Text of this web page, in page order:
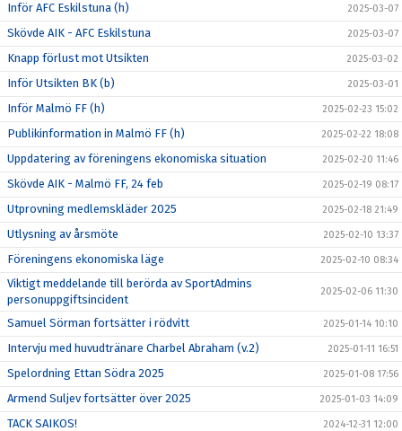
Inför AFC Eskilstuna (h) 2025-03-07
Skövde AIK - AFC Eskilstuna 2025-03-07
Knapp förlust mot Utsikten 2025-03-02
Inför Utsikten BK (b) 2025-03-01
Inför Malmö FF (h) 2025-02-23 15:02
Publikinformation in Malmö FF (h) 2025-02-22 18:08
Uppdatering av föreningens ekonomiska situation 2025-02-20 11:46
Skövde AIK - Malmö FF, 24 feb 2025-02-19 08:17
Utprovning medlemskläder 2025 2025-02-18 21:49
Utlysning av årsmöte 2025-02-10 13:37
Föreningens ekonomiska läge 2025-02-10 08:34
Viktigt meddelande till berörda av SportAdmins
personuppgiftsincident
2025-02-06 11:30
Samuel Sörman fortsätter i rödvitt 2025-01-14 10:10
Intervju med huvudtränare Charbel Abraham (v.2) 2025-01-11 16:51
Spelordning Ettan Södra 2025 2025-01-08 17:56
Armend Suljev fortsätter över 2025 2025-01-03 14:09
TACK SAIKOS! 2024-12-31 12:00